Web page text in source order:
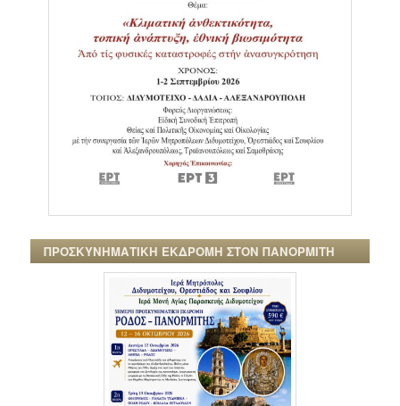
ΠΡΟΣΚΥΝΗΜΑΤΙΚΗ ΕΚΔΡΟΜΗ ΣΤΟΝ ΠΑΝΟΡΜΙΤΗ